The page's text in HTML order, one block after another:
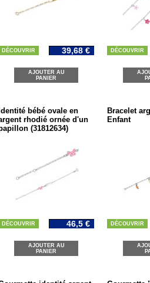
DÉCOUVRIR 39,68 €
AJOUTER AU
PANIER
DÉCOUVRIR
Identité bébé ovale en
rhodié ornée d'un
(31812634)
DÉCOUVRIR 46,5 €
AJOUTER AU
PANIER
Bracelet
Enfant
DÉCOUVRIR